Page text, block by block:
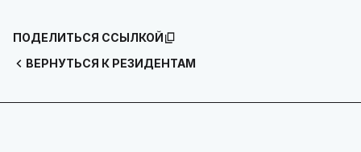
ВЕРНУТЬСЯ К РЕЗИДЕНТАМ
ПОДЕЛИТЬСЯ ССЫЛКОЙ